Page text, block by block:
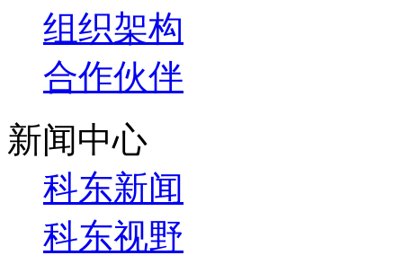
组织架构
合作伙伴
新闻中心
科东新闻
科东视野